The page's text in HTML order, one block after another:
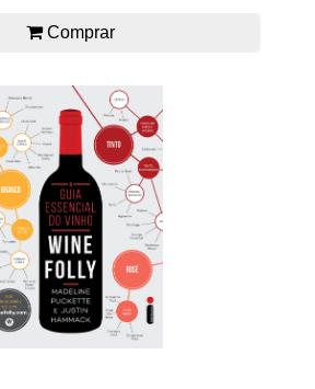
Comprar